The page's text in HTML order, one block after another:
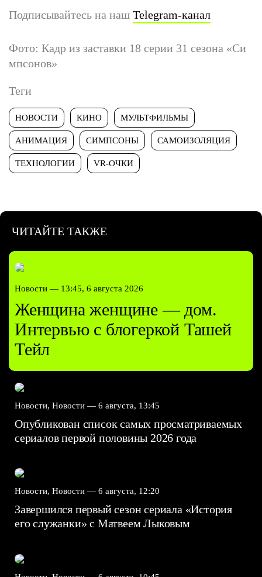
Подписывайтесь на наш Telegram-канал
Фото: Кадр из заставки 18 серии 31 сезона «Си
мпсонов»
Теги
НОВОСТИ КИНО МУЛЬТФИЛЬМЫ
АНИМАЦИЯ СИМПСОНЫ САМОИЗОЛЯЦИЯ
ТЕХНОЛОГИИ VR-ОЧКИ
ЧИТАЙТЕ ТАКЖЕ
Новости — 13:45, 6 августа 2026
Женщина женщине — дом.
Интервью с блогеркой Ташей
Тейл
Новости, Новости — 6 августа, 13:45
Опубликован список самых просматриваемых
сериалов первой половины 2026 года
Новости, Новости — 6 августа, 12:20
Завершился первый сезон сериала «История
его служанки» с Матвеем Лыковым